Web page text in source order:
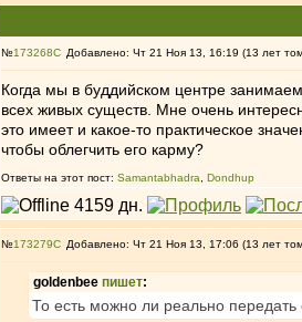
№173268 Добавлено: Чт 21 Ноя 13, 16:19 (13 лет
Когда мы в буддийском центре
всех живых существ. Мне очень
это имеет и какое-то практическое
чтобы облегчить его карму?
Ответы на этот пост: Samantabhadra Dondhup
№173279 Добавлено: Чт 21 Ноя 13, 17:06 (13 лет
goldenbee пишет:
То есть можно ли реально передать